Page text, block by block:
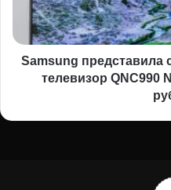
QNC990
QLED
8KSamsung
телевизор QNC990